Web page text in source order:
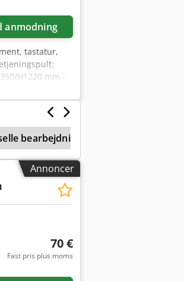
anmodning
tastatur,
H1220 mm -
bearbejdningscentre 0-599 mm X-
Annoncer
70 €
Fast pris plus moms